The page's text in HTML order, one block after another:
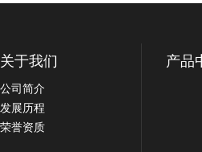
关于我们
公司简介
发展历程
荣誉资质
产品